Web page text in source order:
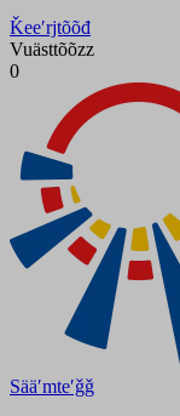
Ǩeeʹrjtõõđ
Vuästtõõzz
0
Sääʹmteʹǧǧ